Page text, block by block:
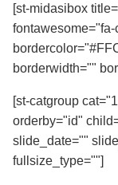
[st-midasibox
borderwidth=""
[st-catgroup
orderby="id"
slide_date=""
fullsize_type=""]